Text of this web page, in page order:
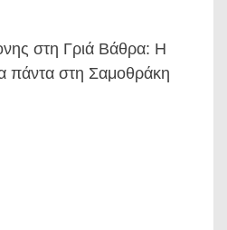
στη Γριά Βάθρα: Η
πάντα στη Σαμοθράκη